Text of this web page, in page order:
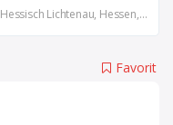
Hessisch Lichtenau, Hessen, DE
Favorit